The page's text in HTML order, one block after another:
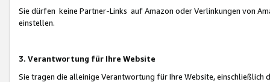
Sie dürfen keine Partner-Links auf Amazon oder Verlinkungen von
einstellen.
3. Verantwortung für Ihre Website
Sie tragen die alleinige Verantwortung für Ihre Website,